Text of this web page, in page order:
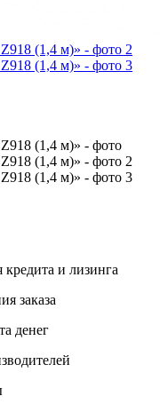
и лизинга
заказа
денег